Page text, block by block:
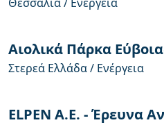
Αιολικά Πάρκα
Στερεά Ελλάδα / Ενέργεια
ELPEN A.E. - Έρευνα